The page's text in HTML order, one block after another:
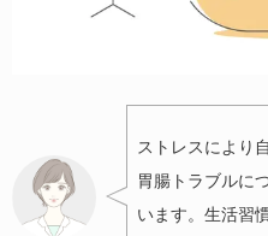
ストレスにより
胃腸トラブルに
います。生活習